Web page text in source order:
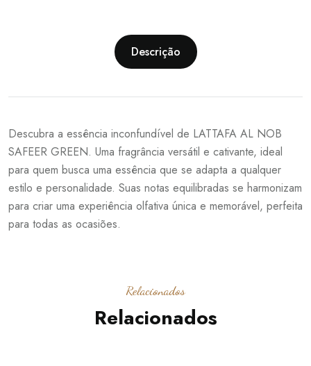
Descrição
Descubra a essência inconfundível de LATTAFA AL NOB
SAFEER GREEN. Uma fragrância versátil e cativante, ideal
para quem busca uma essência que se adapta a qualquer
estilo e personalidade. Suas notas equilibradas se harmonizam
para criar uma experiência olfativa única e memorável, perfeita
para todas as ocasiões.
Relacionados
Relacionados